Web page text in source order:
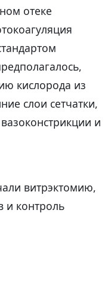
отеке
кислорода из
слои сетчатки,
и
витрэктомию,
и контроль